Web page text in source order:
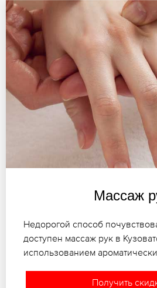
Массаж
Недорогой способ
доступен массаж рук в
использованием
Получить